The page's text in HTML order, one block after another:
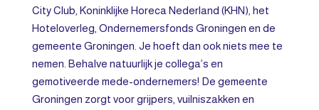
City Club, Koninklijke Horeca Nederland (KHN), het
Hoteloverleg, Ondernemersfonds Groningen en de
gemeente Groningen. Je hoeft dan ook niets mee te
nemen. Behalve natuurlijk je collega’s en
gemotiveerde mede-ondernemers! De gemeente
Groningen zorgt voor grijpers, vuilniszakken en